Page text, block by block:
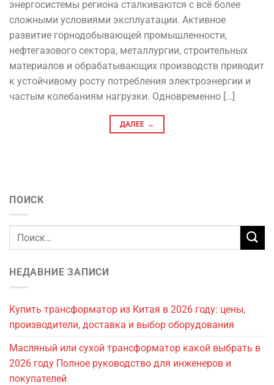
энергосистемы региона сталкиваются с всё более
сложными условиями эксплуатации. Активное
развитие горнодобывающей промышленности,
нефтегазового сектора, металлургии, строительных
материалов и обрабатывающих производств приводит
к устойчивому росту потребления электроэнергии и
частым колебаниям нагрузки. Одновременно […]
ДАЛЕЕ →
ПОИСК
НЕДАВНИЕ ЗАПИСИ
Купить трансформатор из Китая в 2026 году: цены,
производители, доставка и выбор оборудования
Масляный или сухой трансформатор какой выбрать в
2026 году Полное руководство для инженеров и
покупателей